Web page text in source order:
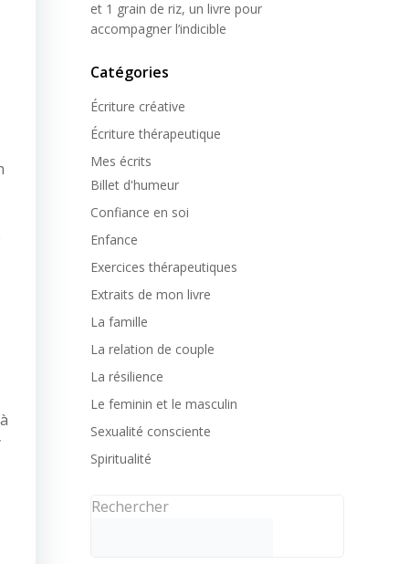
et 1 grain de riz, un livre pour
accompagner l’indicible
Catégories
Écriture créative
Écriture thérapeutique
Mes écrits
Billet d'humeur
Confiance en soi
Enfance
Exercices thérapeutiques
Extraits de mon livre
La famille
La relation de couple
La résilience
Le feminin et le masculin
Sexualité consciente
Spiritualité
Rechercher